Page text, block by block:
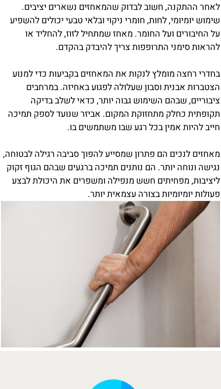
לאחר ההתקנה, חשוב לבדוק שהמאחזים נשארים יציבים.
שימוש יומיומי, לחות, חומרי ניקוי ובלאי טבעי יכולים להשפיע
על החיבורים ועל החומר. מאחז שמתחיל לזוז, להחליד או
להראות סימני התרופפות צריך להיבדק בהקדם.
בחדרי רחצה מומלץ לנקות את המאחזים בקביעות כדי למנוע
הצטברות אבנית וסבון שעלולה לפגוע באחיזה. במרחבים
ציבוריים, שבהם השימוש גבוה יותר, כדאי לשלב בדיקה
תקופתית כחלק מתחזוקת המקום. אביזר שנועד לספק תמיכה
חייב להיות אמין בכל רגע שבו משתמשים בו.
מאחזים לנכים הם פתרון שמסייע להפוך סביבה רגילה לבטוחה,
נגישה ונוחה יותר. הם נותנים תמיכה ברגעים שבהם הגוף זקוק
ליציבות, מפחיתים חשש מנפילה ומשפרים את היכולת לבצע
פעולות יומיומיות בצורה עצמאית יותר.